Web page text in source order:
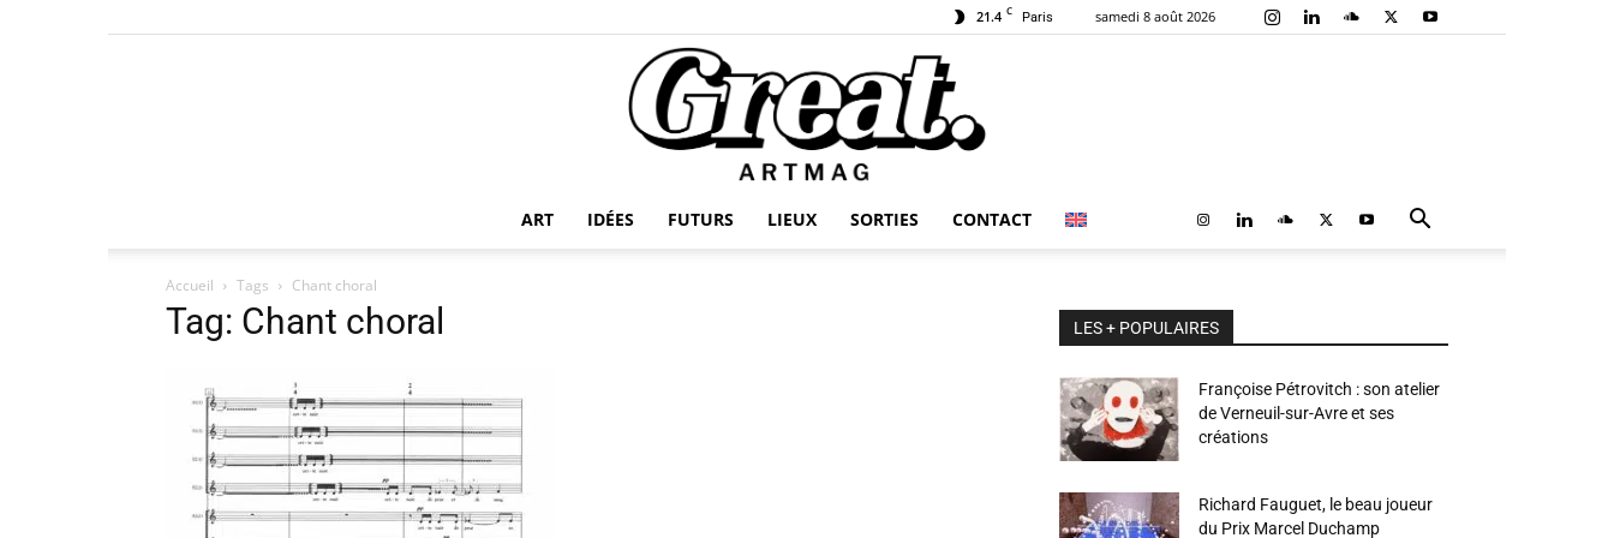
21.4 C Paris samedi 8 août 2026
ART IDÉES FUTURS LIEUX SORTIES CONTACT
Accueil Tags Chant choral
Tag: Chant choral LES + POPULAIRES
Françoise Pétrovitch : son atelier
de Verneuil-sur-Avre et ses
créations
Richard Fauguet, le beau joueur
du Prix Marcel Duchamp